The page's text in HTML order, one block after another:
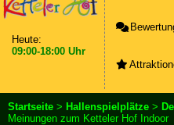
Heute:
09:00-18:00 Uhr
Startseite > Hallenspielplätze >
Meinungen zum Ketteler Hof Indoor